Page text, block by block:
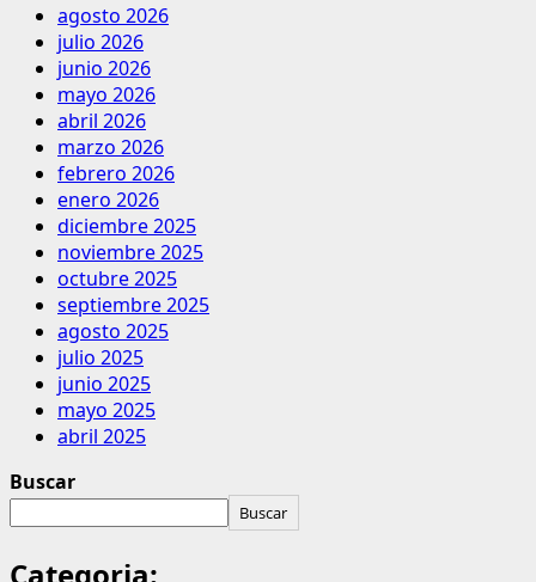
agosto 2026
julio 2026
junio 2026
mayo 2026
abril 2026
marzo 2026
febrero 2026
enero 2026
diciembre 2025
noviembre 2025
octubre 2025
septiembre 2025
agosto 2025
julio 2025
junio 2025
mayo 2025
abril 2025
Buscar
Buscar
Categoria: